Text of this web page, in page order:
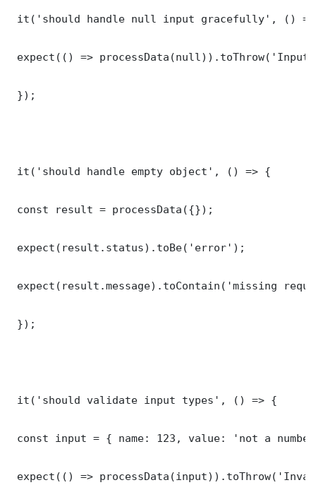
it('should handle null input gracefully', ()
expect(() =>
});
it('should handle empty object', () => {
const result = processData({});
expect(result.status).toBe('error');
expect(result.message).toContain('missing
});
it('should validate input types', () => {
const input = { name: 123, value: 'not a
expect(() =>